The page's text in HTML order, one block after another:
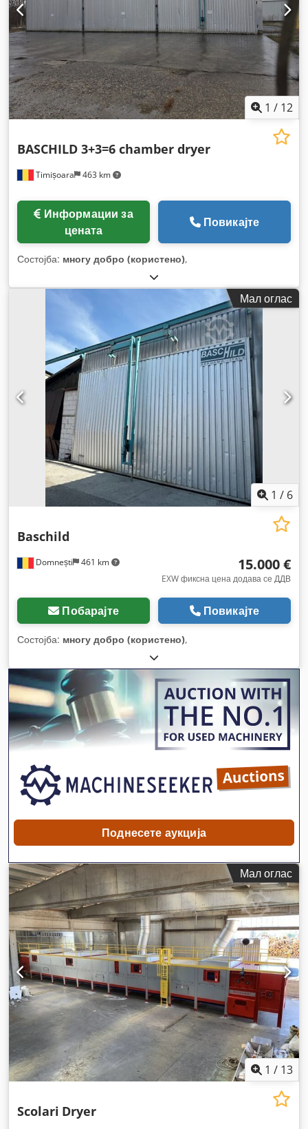
1 / 12
Timișoara 463 km
BASCHILD 3+3=6 chamber dryer
цената
Повикајте
Состојба: многу добро (користено),
Мал оглас
1 / 6
Domnești 461 km
Baschild
15.000 €
EXW фиксна цена додава се ДДВ
Побарајте Повикајте
Состојба: многу добро (користено),
Поднесете аукција
Мал оглас
1 / 13
Scolari Dryer